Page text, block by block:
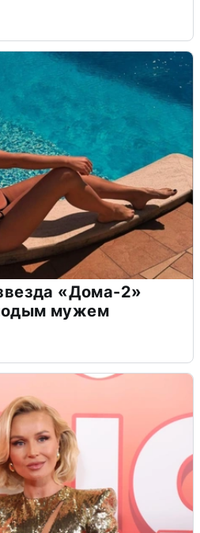
«Дома-2»
мужем